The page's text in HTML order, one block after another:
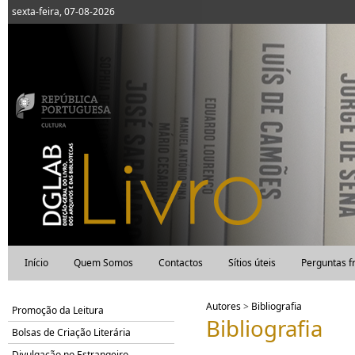
sexta-feira, 07-08-2026
Início Quem Somos Contactos Sítios úteis Perguntas
Promoção da Leitura
Bolsas de Criação Literária
Autores> Bibliografia
Bibliografia